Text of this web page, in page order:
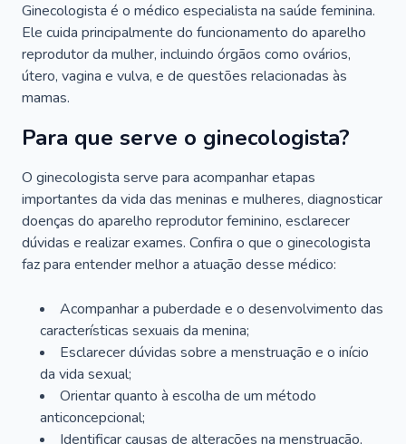
Ginecologista é o médico especialista na saúde feminina.
Ele cuida principalmente do funcionamento do aparelho
reprodutor da mulher, incluindo órgãos como ovários,
útero, vagina e vulva, e de questões relacionadas às
mamas.
Para que serve o ginecologista?
O ginecologista serve para acompanhar etapas
importantes da vida das meninas e mulheres, diagnosticar
doenças do aparelho reprodutor feminino, esclarecer
dúvidas e realizar exames. Confira o que o ginecologista
faz para entender melhor a atuação desse médico:
Acompanhar a puberdade e o desenvolvimento das
características sexuais da menina;
Esclarecer dúvidas sobre a menstruação e o início
da vida sexual;
Orientar quanto à escolha de um método
anticoncepcional;
Identificar causas de alterações na menstruação,